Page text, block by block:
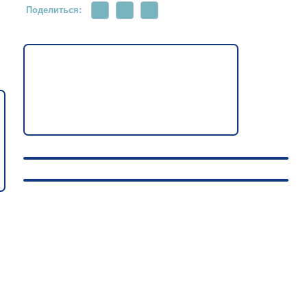
Поделиться: